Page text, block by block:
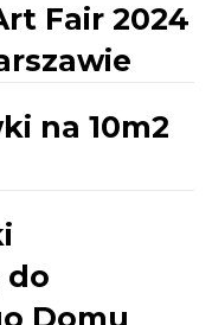
Fair 2024
na 10m2
do
Domu